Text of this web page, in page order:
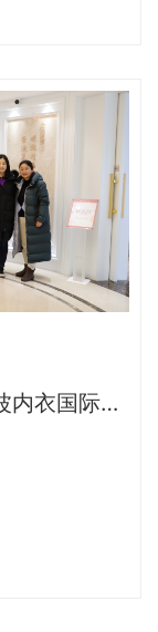
内衣国际有